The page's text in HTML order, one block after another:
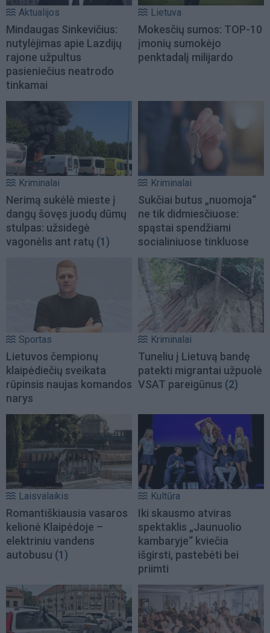
Aktualijos
Mindaugas Sinkevičius:
nutylėjimas apie Lazdijų
rajone užpultus
pasieniečius neatrodo
tinkamai
Lietuva
Mokesčių sumos: TOP-10
įmonių sumokėjo
penktadalį milijardo
Kriminalai
Nerimą sukėlė mieste į
dangų šovęs juodų dūmų
stulpas: užsidegė
vagonėlis ant ratų (1)
Kriminalai
Sukčiai butus „nuomoja“
ne tik didmiesčiuose:
spąstai spendžiami
socialiniuose tinkluose
Sportas
Lietuvos čempionų
klaipėdiečių sveikata
rūpinsis naujas komandos
narys
Kriminalai
Tuneliu į Lietuvą bandę
patekti migrantai užpuolė
VSAT pareigūnus (2)
Laisvalaikis
Romantiškiausia vasaros
kelionė Klaipėdoje –
elektriniu vandens
autobusu (1)
Kultūra
Iki skausmo atviras
spektaklis „Jaunuolio
kambaryje“ kviečia
išgirsti, pastebėti bei
priimti